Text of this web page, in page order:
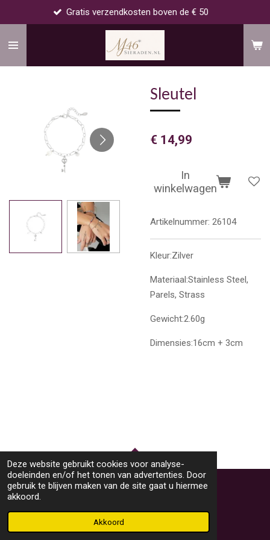
Deze website gebruikt cookies voor analyse-
doeleinden en/of het tonen van advertenties. Door
gebruik te blijven maken van de site gaat u hiermee
akkoord.
Akkoord
naar
Gratis verzendkosten boven de € 50
Sleutel
€ 14,99
In
winkelwagen
Artikelnummer: 26104
Kleur:Zilver
Materiaal:Stainless Steel,
Parels, Strass
Gewicht:2.60g
Dimensies:16cm + 3cm
TOP